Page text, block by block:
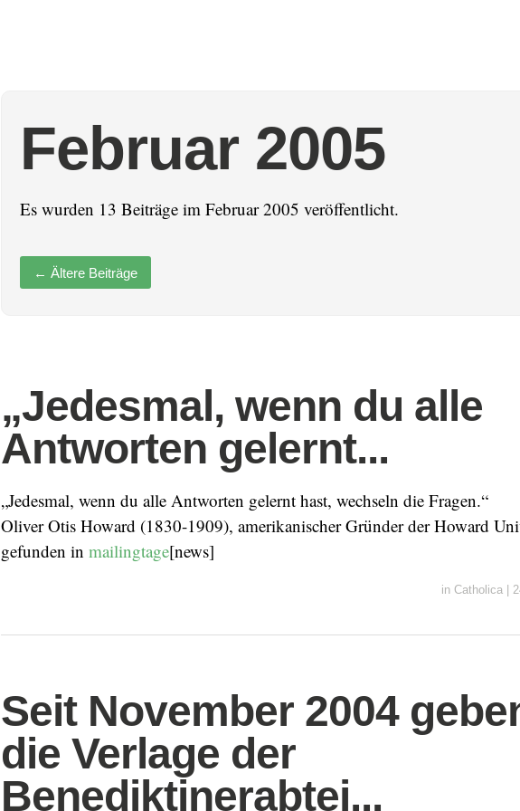
Februar 2005
Es wurden 13 Beiträge im Februar 2005 veröffentlicht.
← Ältere Beiträge
„Jedesmal, wenn du alle
Antworten gelernt...
„Jedesmal, wenn du alle Antworten gelernt hast, wechseln die Fragen.“
Oliver Otis Howard (1830-1909), amerikanischer Gründer der Howard
gefunden in mailingtage[news]
in Catholica
Seit November 2004
die Verlage der
Benediktinerabtei...